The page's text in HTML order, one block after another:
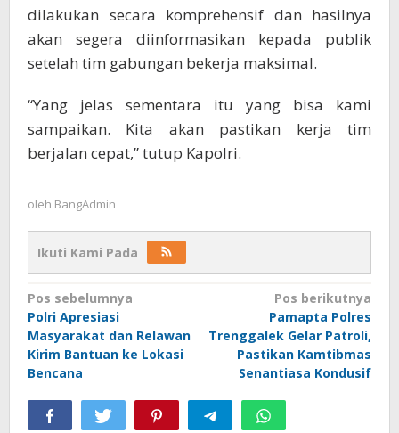
dilakukan secara komprehensif dan hasilnya
akan segera diinformasikan kepada publik
setelah tim gabungan bekerja maksimal.
“Yang jelas sementara itu yang bisa kami
sampaikan. Kita akan pastikan kerja tim
berjalan cepat,” tutup Kapolri.
oleh BangAdmin
Ikuti Kami Pada
Navigasi
pos
Pos sebelumnya
Polri Apresiasi
Masyarakat dan Relawan
Kirim Bantuan ke Lokasi
Bencana
Pos berikutnya
Pamapta Polres
Trenggalek Gelar Patroli,
Pastikan Kamtibmas
Senantiasa Kondusif